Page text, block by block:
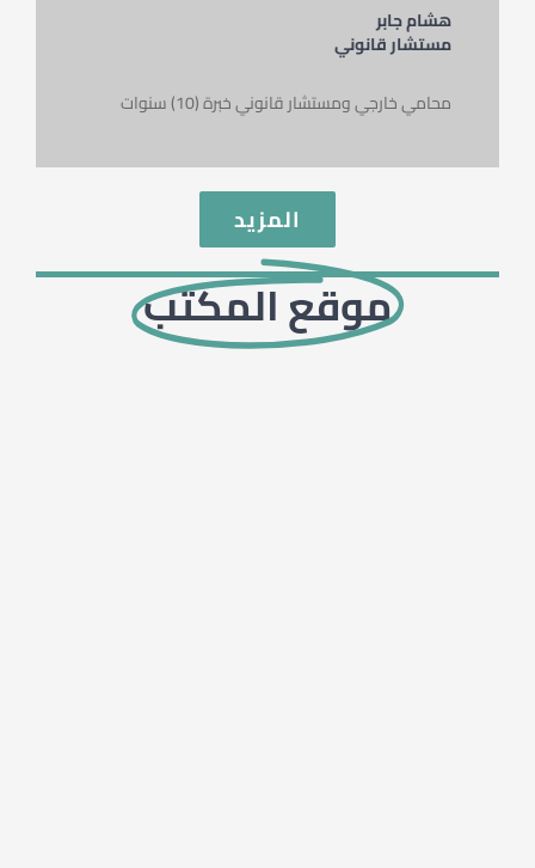
هشام جابر
مستشار قانوني
محامي خارجي ومستشار قانوني خبرة (10) سنوات
المزيد
موقع المكتب